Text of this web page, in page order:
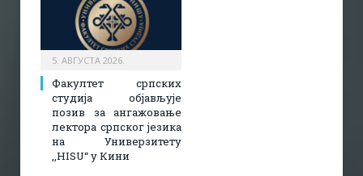
5. АВГУСТА 2026.
Факултет српских
студија објављује
позив за ангажовање
лектора српског језика
на Универзитету
,,HISU“ у Кини